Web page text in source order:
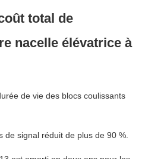
total de
nacelle élévatrice à
de vie des blocs coulissants
de signal réduit de plus de 90 %.